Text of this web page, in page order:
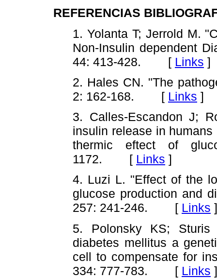
REFERENCIAS
1. Yolanta T; Jerrold M.
Non-Insulin dependent
44: 413-428. [ Links ]
2. Hales CN. "The
2: 162-168. [ Links ]
3. Calles-Escandon J;
insulin release in
thermic eftect of
1172. [ Links ]
4. Luzi L. "Effect of the
glucose production and
257: 241-246. [ Links ]
5. Polonsky KS; Sturis
diabetes mellitus a
cell to compensate for
334: 777-783. [ Links ]